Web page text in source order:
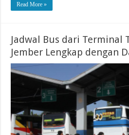
Read More »
Jadwal Bus dari Terminal
Jember Lengkap dengan